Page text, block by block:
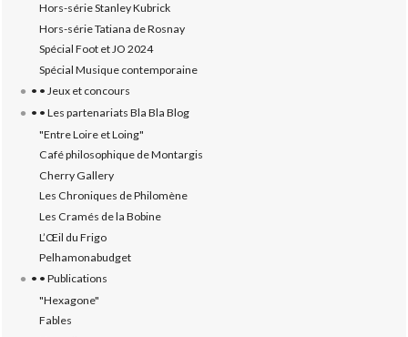
Hors-série Stanley Kubrick
Hors-série Tatiana de Rosnay
Spécial Foot et JO 2024
Spécial Musique contemporaine
• • Jeux et concours
• • Les partenariats Bla Bla Blog
"Entre Loire et Loing"
Café philosophique de Montargis
Cherry Gallery
Les Chroniques de Philomène
Les Cramés de la Bobine
L’‎Œil du Frigo
Pelhamonabudget
• • Publications
"Hexagone"
Fables